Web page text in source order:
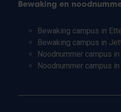
Bewaking en
Bewaking campus in
Bewaking campus in
Noodnummer campus
Noodnummer campus